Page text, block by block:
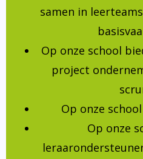
samen in
Op onze school
project
Op onze
Op onze